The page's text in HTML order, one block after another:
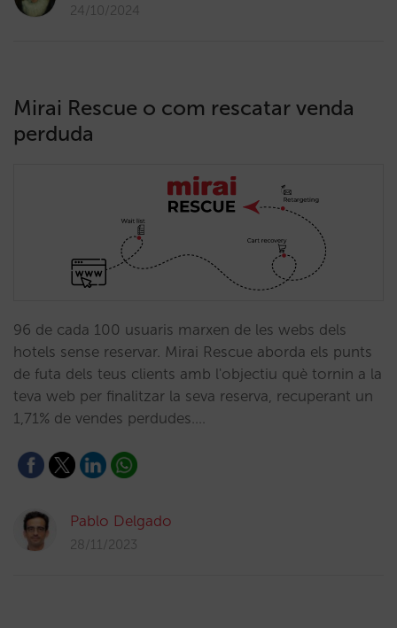
24/10/2024
Mirai Rescue o com rescatar venda
perduda
96 de cada 100 usuaris marxen de les webs dels
hotels sense reservar. Mirai Rescue aborda els punts
de futa dels teus clients amb l'objectiu què tornin a la
teva web per finalitzar la seva reserva, recuperant un
1,71% de vendes perdudes.…
Pablo Delgado
28/11/2023